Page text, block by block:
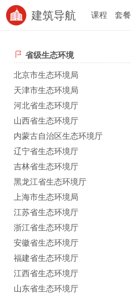
建筑导航 课程 套餐
省级生态环境
北京市生态环境局
天津市生态环境局
河北省生态环境厅
山西省生态环境厅
内蒙古自治区生态环境厅
辽宁省生态环境厅
吉林省生态环境厅
黑龙江省生态环境厅
上海市生态环境局
江苏省生态环境厅
浙江省生态环境厅
安徽省生态环境厅
福建省生态环境厅
江西省生态环境厅
山东省生态环境厅